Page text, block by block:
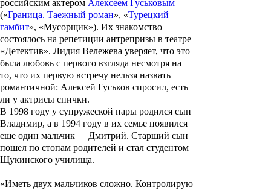
российским актером Алексеем Гуськовым
(«Граница. Таежный роман», «Турецкий
гамбит», «Мусорщик»). Их знакомство
состоялось на репетиции антрепризы в театре
«Детектив». Лидия Вележева уверяет, что это
была любовь с первого взгляда несмотря на
то, что их первую встречу нельзя назвать
романтичной: Алексей Гуськов спросил, есть
ли у актрисы спички.
В 1998 году у супружеской пары родился сын
Владимир, а в 1994 году в их семье появился
еще один мальчик — Дмитрий. Старший сын
пошел по стопам родителей и стал студентом
Щукинского училища.
«Иметь двух мальчиков сложно. Контролирую